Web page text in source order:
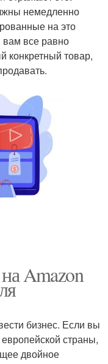
немедленно
на это
вам все равно
конкретный товар,
Amazon
бизнес. Если вы
страны,
двойное